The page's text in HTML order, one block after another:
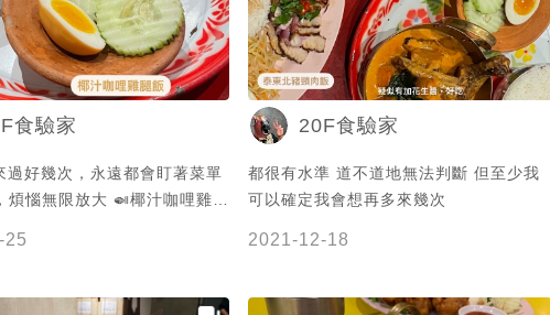
食驗家
限放大 🍛椰汁咖哩雞腿
有達標 腿肉是整支大雞腿下去
飯就是該配這種粒粒分明的泰
25
20F食驗家
都很有水準 道不道地無法判斷 但至少我
可以確定我會想再多來幾次
2021-12-18